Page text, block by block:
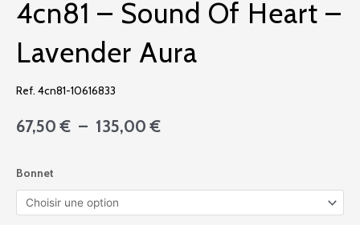
4cn81 – Sound Of Heart –
Lavender Aura
Ref. 4cn81-10616833
67,50€ – 135,00€Plage
à
135,00 €
Bonnet
de
4cn81
-